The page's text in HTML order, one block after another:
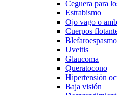
Ceguera para
Estrabismo
Ojo vago o
Cuerpos
Blefaroespasmo
Uveitis
Glaucoma
Queratocono
Hipertensión
Baja visión